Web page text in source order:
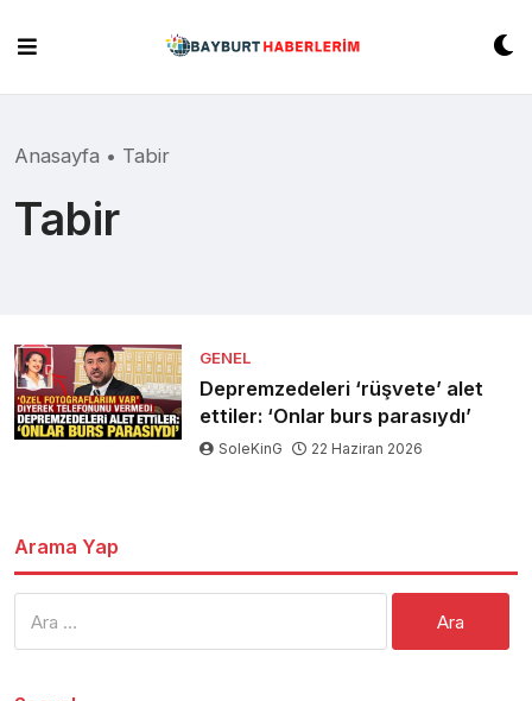
content
Anasayfa • Tabir
Tabir
GENEL
Depremzedeleri ‘rüşvete’ alet
ettiler: ‘Onlar burs parasıydı’
SoleKinG 22 Haziran 2026
Arama Yap